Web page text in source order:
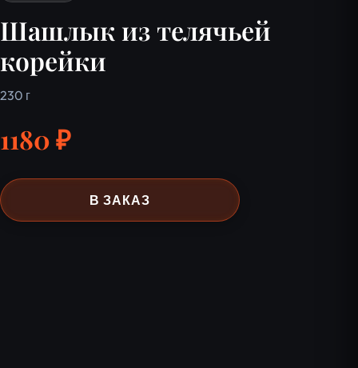
Шашлык из телячьей
корейки
230 г
1180 ₽
В ЗАКАЗ